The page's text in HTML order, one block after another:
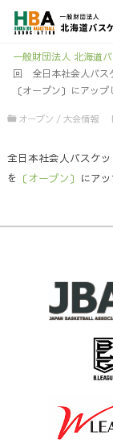
一般財団法人 北海道
回 全日本社会人バス
〔オープン〕にアップ
オープン / 大会情報
全日本社会人バスケ
を 〔オープン〕 にアッ